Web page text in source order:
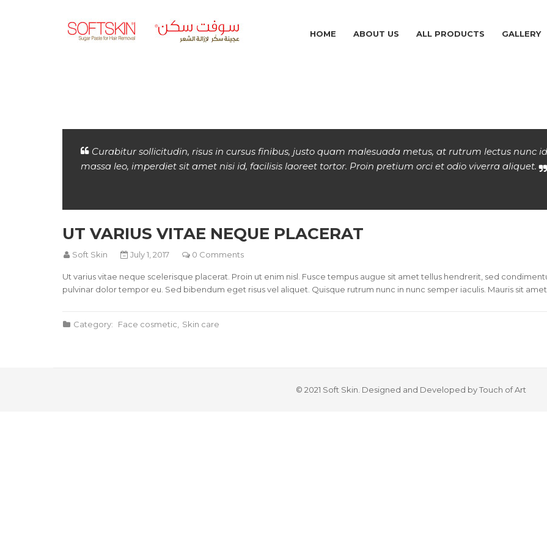
HOME ABOUT US ALL PRODUCTS GALLERY
Curabitur sollicitudin, risus in cursus finibus, justo quam malesuada metus, at rutrum lectus nunc
massa leo, imperdiet sit amet nisi id, facilisis laoreet tortor. Proin pretium orci et odio viverra aliquet.
UT VARIUS VITAE NEQUE PLACERAT
Soft Skin July 1, 2017 0 Comments
Ut varius vitae neque scelerisque placerat. Proin ut enim nisl. Fusce tempus augue sit amet tellus hendrerit, sed
pulvinar dolor tempor eu. Sed bibendum eget risus vel aliquet. Quisque rutrum nunc in nunc semper iaculis. Mauris sit
Category: Face cosmetic Skin care
© 2021 Soft Skin. Designed and Developed by Touch of Art